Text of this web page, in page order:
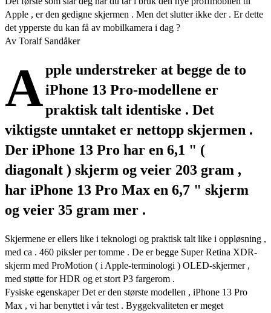
Apple , er den gedigne skjermen . Men det slutter ikke der . Er dette
det ypperste du kan få av mobilkamera i dag ?
Av Toralf Sandåker
Apple understreker at begge de to
iPhone 13 Pro-modellene er
praktisk talt identiske . Det
viktigste unntaket er nettopp skjermen .
Der iPhone 13 Pro har en 6,1 " (
diagonalt ) skjerm og veier 203 gram ,
har iPhone 13 Pro Max en 6,7 " skjerm
og veier 35 gram mer .
Skjermene er ellers like i teknologi og praktisk talt like i oppløsning ,
med ca . 460 piksler per tomme . De er begge Super Retina XDR-
skjerm med ProMotion ( i Apple-terminologi ) OLED-skjermer ,
med støtte for HDR og et stort P3 fargerom .
Fysiske egenskaper Det er den største modellen , iPhone 13 Pro
Max , vi har benyttet i vår test . Byggekvaliteten er meget